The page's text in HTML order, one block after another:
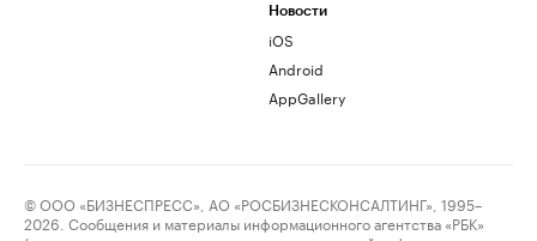
Новости
iOS
Android
AppGallery
© ООО «БИЗНЕСПРЕСС», АО «РОСБИЗНЕСКОНСАЛТИНГ», 1995–
2026. Сообщения и материалы информационного агентства «РБК»